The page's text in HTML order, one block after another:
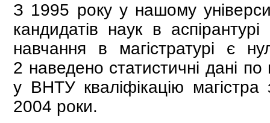
З 1995 року у нашому
кандидатів наук в
навчання в магістратурі є
2 наведено статистичні дані
у ВНТУ кваліфікацію
2004 роки.